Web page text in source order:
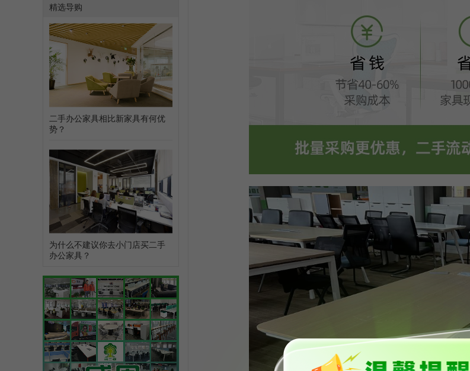
精选导购
二手办公家具相比新家具有何优
势？
为什么不建议你去小门店买二手
办公家具？